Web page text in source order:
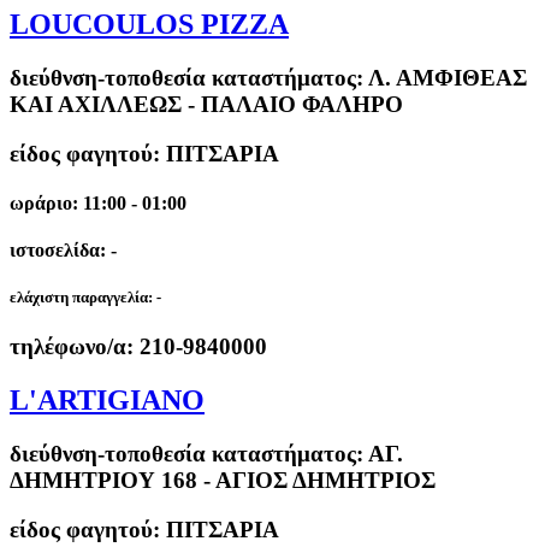
LOUCOULOS PIZZA
διεύθνση-τοποθεσία καταστήματος: Λ. ΑΜΦΙΘΕΑΣ
ΚΑΙ ΑΧΙΛΛΕΩΣ - ΠΑΛΑΙΟ ΦΑΛΗΡΟ
είδος φαγητού: ΠΙΤΣΑΡΙΑ
ωράριο: 11:00 - 01:00
ιστοσελίδα: -
ελάχιστη παραγγελία: -
τηλέφωνο/α: 210-9840000
L'ARTIGIANO
διεύθνση-τοποθεσία καταστήματος: ΑΓ.
ΔΗΜΗΤΡΙΟΥ 168 - ΑΓΙΟΣ ΔΗΜΗΤΡΙΟΣ
είδος φαγητού: ΠΙΤΣΑΡΙΑ